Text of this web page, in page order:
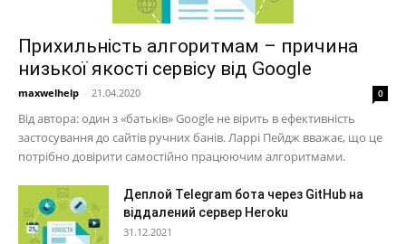
Прихильність алгоритмам – причина
низької якості сервісу від Google
maxwelhelp - 21.04.2020 0
Від автора: один з «батьків» Google не вірить в ефективність
застосування до сайтів ручних банів. Ларрі Пейдж вважає, що це
потрібно довірити самостійно працюючим алгоритмами.
Деплой Telegram бота через GitHub на
віддалений сервер Heroku
31.12.2021